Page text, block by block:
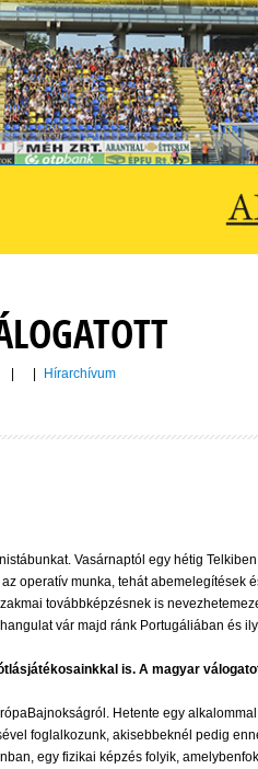
Hírarchívum
Vasárnaptól egy hétig
operatív munka, tehát
továbbképzésnek is
vár majd ránk Portugáliában és
is. A magyar
Hetente egy
foglalkozunk, akisebbeknél pedig
egy fizikai képzés folyik,